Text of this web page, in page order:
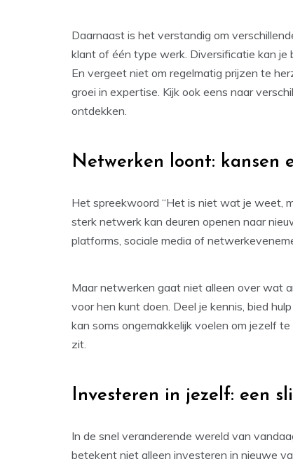
Daarnaast is het verstandig om
klant of één type werk. Diversificatie kan
En vergeet niet om regelmatig prijzen te
groei in expertise. Kijk ook eens naar
ontdekken.
Netwerken loont: kansen
Het spreekwoord “Het is niet wat je weet,
sterk netwerk kan deuren openen naar
platforms, sociale media of
Maar netwerken gaat niet alleen over wat
voor hen kunt doen. Deel je kennis, bied
kan soms ongemakkelijk voelen om jezelf
zit.
Investeren in jezelf: een
In de snel veranderende wereld van
betekent niet alleen investeren in nieuwe